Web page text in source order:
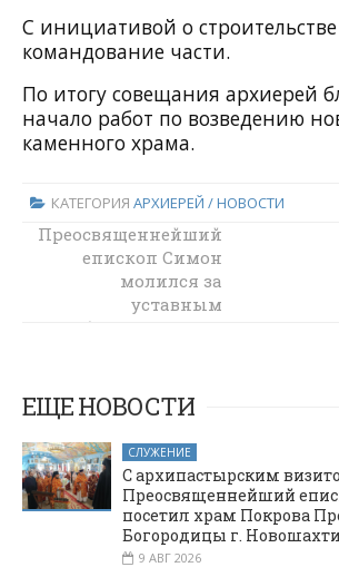
С инициативой о
командование части.
По итогу совещания архиерей
начало работ по возведению
каменного храма.
КАТЕГОРИЯ АРХИЕРЕЙ / НОВОСТИ
В Неделю о
Страшном Суде
епископ Симон
совершил
Литургию в храме
Новошахтинска
Преосвященнейший
епископ Симон
молился за
уставным
богослужением
Покровском
кафедральном
соборе города
Шахты
ЕЩЕ НОВОСТИ
СЛУЖЕНИЕ
С архипастырским
Преосвященнейший
посетил храм Покрова
Богородицы г.
9 АВГ 2026